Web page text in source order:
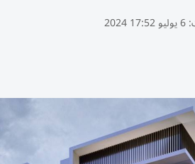
6 يوليو 17:52 2024